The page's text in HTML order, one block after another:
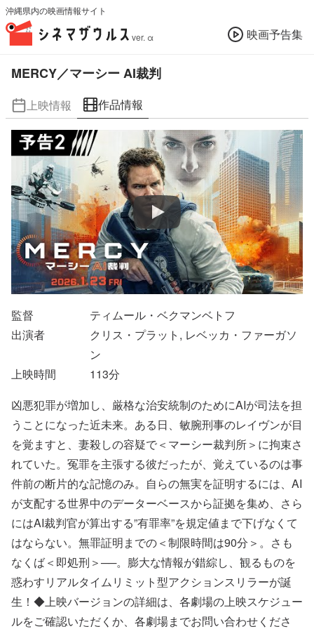
沖縄県内の映画情報サイト
ver. α 映画予告集
MERCY／マーシー AI裁判
上映情報 作品情報
監督
ティムール・ベクマンベトフ
出演者
クリス・プラット, レベッカ・ファーガソ
ン
上映時間
113分
凶悪犯罪が増加し、厳格な治安統制のためにAIが司法を担
うことになった近未来。ある日、敏腕刑事のレイヴンが目
を覚ますと、妻殺しの容疑で＜マーシー裁判所＞に拘束さ
れていた。冤罪を主張する彼だったが、覚えているのは事
件前の断片的な記憶のみ。自らの無実を証明するには、AI
が支配する世界中のデーターベースから証拠を集め、さら
にはAI裁判官が算出する”有罪率”を規定値まで下げなくて
はならない。無罪証明までの＜制限時間は90分＞。さも
なくば＜即処刑＞──。膨大な情報が錯綜し、観るものを
惑わすリアルタイムリミット型アクションスリラーが誕
生！◆上映バージョンの詳細は、各劇場の上映スケジュー
ルをご確認いただくか、各劇場までお問い合わせくださ